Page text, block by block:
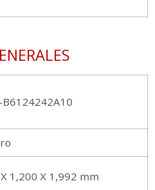
1,200 X 1,992 mm